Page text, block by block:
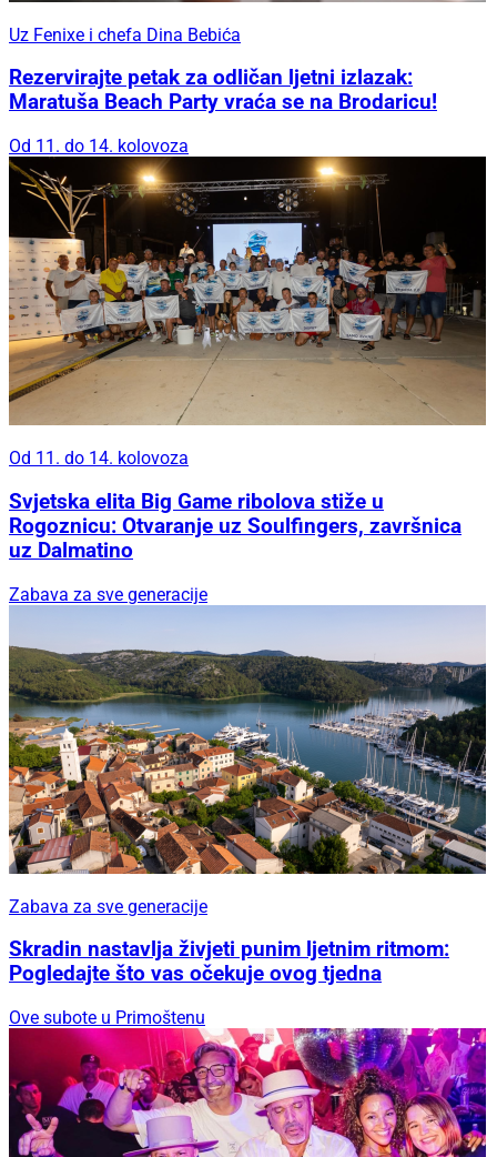
Uz Fenixe i chefa Dina Bebića
Rezervirajte petak za odličan ljetni izlazak:
Maratuša Beach Party vraća se na Brodaricu!
Od 11. do 14. kolovoza
Od 11. do 14. kolovoza
Svjetska elita Big Game ribolova stiže u
Rogoznicu: Otvaranje uz Soulfingers, završnica
uz Dalmatino
Zabava za sve generacije
Zabava za sve generacije
Skradin nastavlja živjeti punim ljetnim ritmom:
Pogledajte što vas očekuje ovog tjedna
Ove subote u Primoštenu